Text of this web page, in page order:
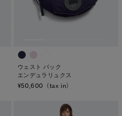
ウェスト パック
エンデュラリュクス
¥50,600（tax in）